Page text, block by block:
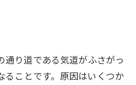
新学年スタート号特集ページ
（高2生用）
通り道である気道がふさがっ
ることです。原因はいくつか